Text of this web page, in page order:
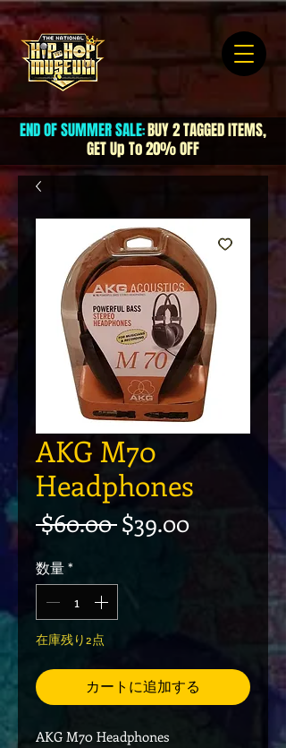
END OF SUMMER SALE:BUY 2 TAGGED ITEMS,
GET Up To 20% OFF
AKG M70
Headphones
$60.00 通常価格
$39.00セール価
数量*
在庫残り2点
カートに追加する
AKG M70 Headphones